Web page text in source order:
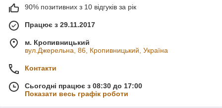
90% позитивних з 10 відгуків за рік
Працює з 29.11.2017
м. Кропивницький
вул.Джерельна, 86, Кропивницький, Україна
Контакти
Сьогодні працює з 08:30 до 17:00
Показати весь графік роботи